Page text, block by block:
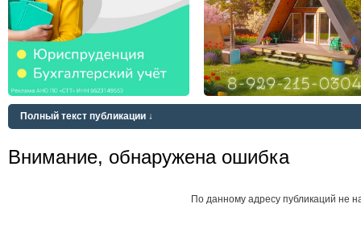
Полный текст публикации ↓
Внимание, обнаружена ошибка
По данному адресу публикаций не